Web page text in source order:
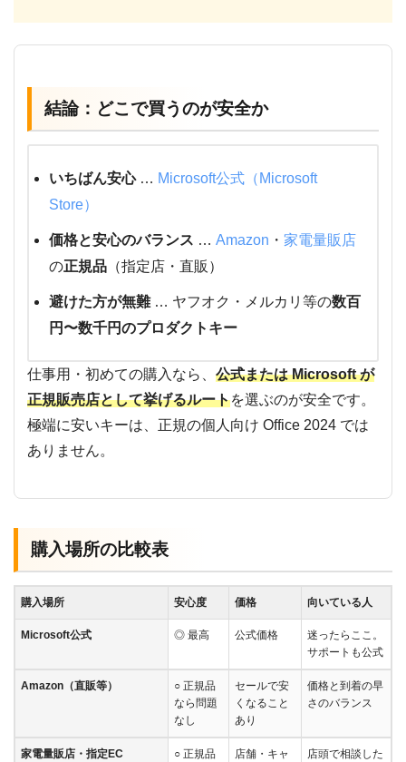
結論：どこで買うのが安全か
いちばん安心… Microsoft公式（Microsoft
Store）
価格と安心のバランス …Amazon ・ 家電量販店
の正規品 （指定店・直販）
避けた方が無難… ヤフオク・メルカリ等の数百
円〜数千円のプロダクトキー
仕事用・初めての購入なら、 公式または Microsoft が
正規販売店として挙げるルートを選ぶのが安全です。
極端に安いキーは、正規の個人向け Office 2024 では
ありません。
購入場所の比較表
購入場所 安心度 価格 向いている人
Microsoft公式 ◎ 最高 公式価格
迷ったらここ。
サポートも公式
Amazon（直販等）
○ 正規品
なら問題
なし
セールで安
くなること
あり
価格と到着の早
さのバランス
家電量販店・指定EC
○ 正規品
店舗・キャ
店頭で相談した